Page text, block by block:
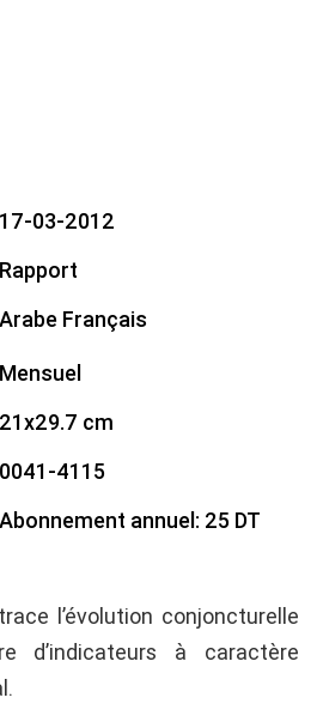
17-03-2012
Rapport
Arabe Français
Mensuel
21x29.7 cm
0041-4115
Abonnement annuel: 25 DT
l’évolution conjoncturelle
d’indicateurs à caractère